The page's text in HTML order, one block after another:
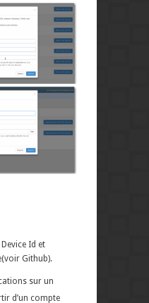
Id et
Github).
sur un
d’un compte